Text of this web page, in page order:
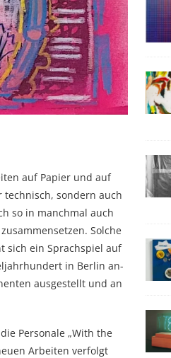
auf Papier und auf
sondern auch
so in manchmal auch
Solche
sich ein Sprachspiel auf
in Berlin an-
ausgestellt und an
Personale „With the
Arbeiten verfolgt